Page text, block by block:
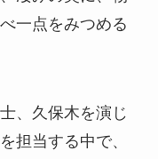
一点をみつめる
、久保木を演じ
担当する中で、